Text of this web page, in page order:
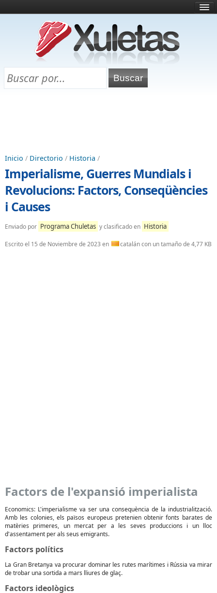
¿Qué es esto?
Directorio
Chuletas para exámenes
Inicio / Directorio / Historia /
Imperialisme, Guerres Mundials i
Revolucions: Factors, Conseqüències
i Causes
Enviado por Programa Chuletas y clasificado en Historia
Escrito el 15 de Noviembre de 2023 en catalán con un tamaño de 4,77 KB
Factors de l'expansió imperialista
Economics: L'imperialisme va ser una consequència de la industrialització.
Amb les colonies, els països europeus pretenien obtenir fonts barates de
matèries primeres, un mercat per a les seves produccions i un lloc
d'assentament per als seus emigrants.
Factors polítics
La Gran Bretanya va procurar dominar les rutes marítimes i Rússia va mirar
de trobar una sortida a mars lliures de glaç.
Factors ideològics